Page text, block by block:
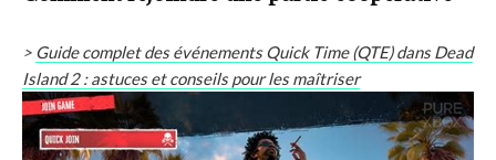
> Guide complet des événements Quick Time (QTE) dans Dead
Island 2 : astuces et conseils pour les maîtriser